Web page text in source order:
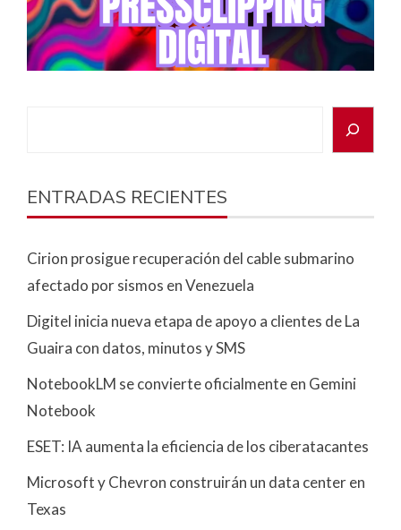
ENTRADAS RECIENTES
Cirion prosigue recuperación del cable submarino
afectado por sismos en Venezuela
Digitel inicia nueva etapa de apoyo a clientes de La
Guaira con datos, minutos y SMS
NotebookLM se convierte oficialmente en Gemini
Notebook
ESET: IA aumenta la eficiencia de los ciberatacantes
Microsoft y Chevron construirán un data center en
Texas